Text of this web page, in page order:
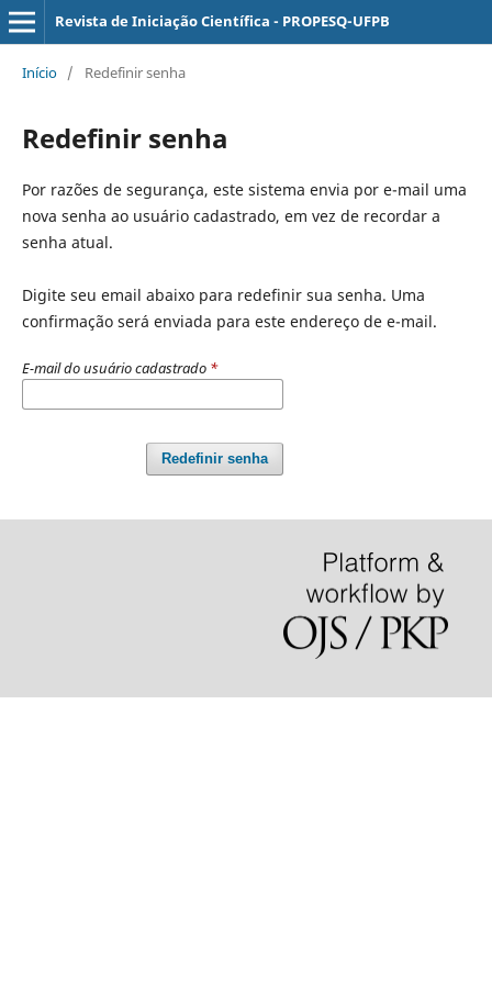
Revista de Iniciação Científica - PROPESQ-UFPB
Início / Redefinir senha
Redefinir senha
Por razões de segurança, este sistema envia por e-mail uma
nova senha ao usuário cadastrado, em vez de recordar a
senha atual.
Digite seu email abaixo para redefinir sua senha. Uma
confirmação será enviada para este endereço de e-mail.
E-mail do usuário cadastrado *
Redefinir senha